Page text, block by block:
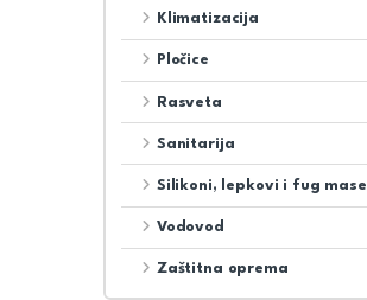
Klimatizacija
Pločice
Rasveta
Sanitarija
Silikoni, lepkovi i fug mase
Vodovod
Zaštitna oprema